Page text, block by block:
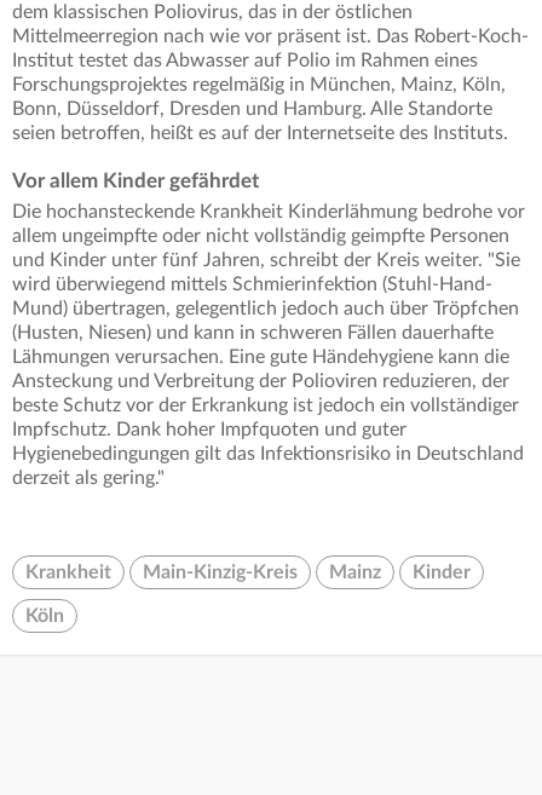
dem klassischen Poliovirus, das in der östlichen
Mittelmeerregion nach wie vor präsent ist. Das Robert-Koch-
Institut testet das Abwasser auf Polio im Rahmen eines
Forschungsprojektes regelmäßig in München, Mainz, Köln,
Bonn, Düsseldorf, Dresden und Hamburg. Alle Standorte
seien betroffen, heißt es auf der Internetseite des Instituts.
Vor allem Kinder gefährdet
Die hochansteckende Krankheit Kinderlähmung bedrohe vor
allem ungeimpfte oder nicht vollständig geimpfte Personen
und Kinder unter fünf Jahren, schreibt der Kreis weiter. "Sie
wird überwiegend mittels Schmierinfektion (Stuhl-Hand-
Mund) übertragen, gelegentlich jedoch auch über Tröpfchen
(Husten, Niesen) und kann in schweren Fällen dauerhafte
Lähmungen verursachen. Eine gute Händehygiene kann die
Ansteckung und Verbreitung der Polioviren reduzieren, der
beste Schutz vor der Erkrankung ist jedoch ein vollständiger
Impfschutz. Dank hoher Impfquoten und guter
Hygienebedingungen gilt das Infektionsrisiko in Deutschland
derzeit als gering."
Krankheit Main-Kinzig-Kreis Mainz Kinder
Köln